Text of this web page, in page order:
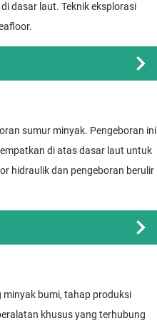
dasar laut. Teknik eksplorasi
sumur minyak. Pengeboran ini
di atas dasar laut untuk
hidraulik dan pengeboran berulir
minyak bumi, tahap produksi
khusus yang terhubung